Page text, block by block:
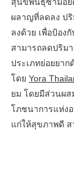
ผลาญที่ลดลง ป
ลงด้วย เพื่อป้อง
สามารถลดปริม
ประเภทย่อยยาก
โดย Yora
ยม โดยมีส่วนผ
โภชนาการแห่ง
แก่ให้สุขภาพดี